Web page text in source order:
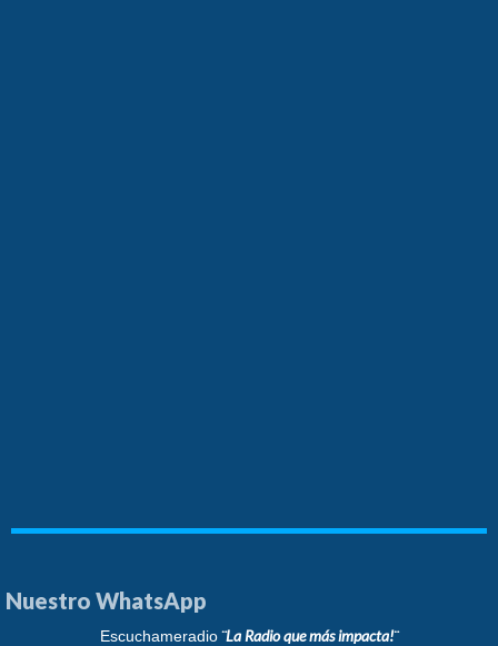
Nuestro WhatsApp
Escuchameradio¨La Radio que más impacta!¨